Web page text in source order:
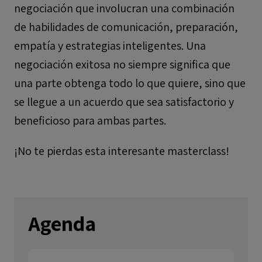
negociación que involucran una combinación
de habilidades de comunicación, preparación,
empatía y estrategias inteligentes. Una
negociación exitosa no siempre significa que
una parte obtenga todo lo que quiere, sino que
se llegue a un acuerdo que sea satisfactorio y
beneficioso para ambas partes.
¡No te pierdas esta interesante masterclass!
Agenda